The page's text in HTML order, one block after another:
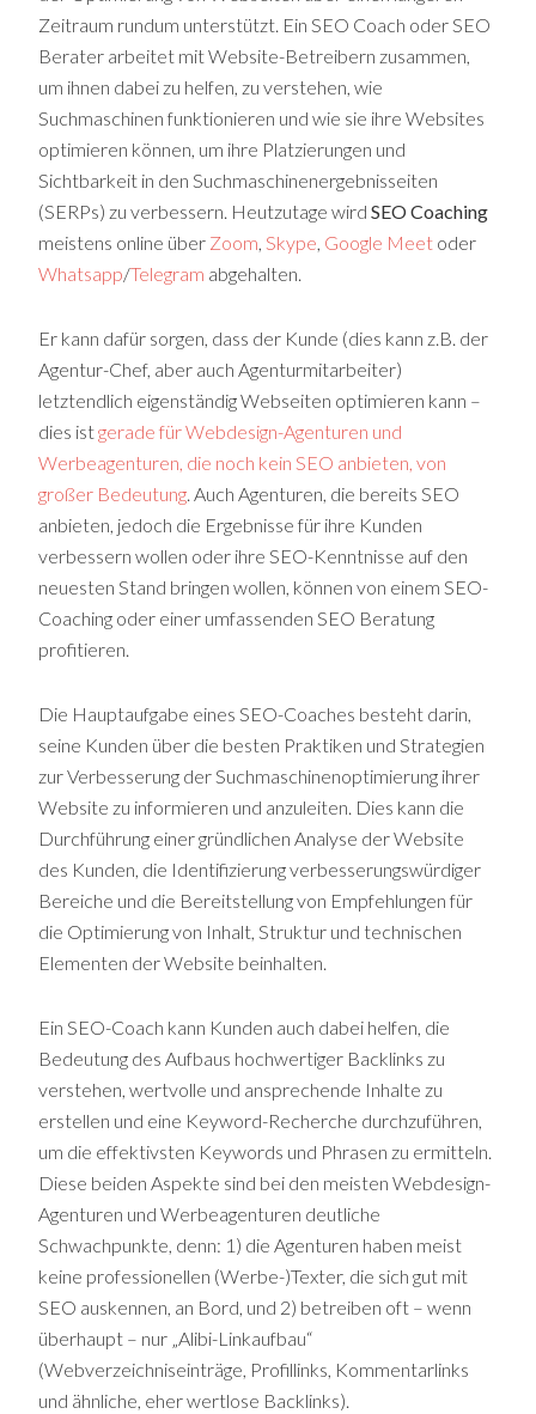
Zeitraum rundum unterstützt. Ein SEO Coach oder SEO
Berater arbeitet mit Website-Betreibern zusammen,
um ihnen dabei zu helfen, zu verstehen, wie
Suchmaschinen funktionieren und wie sie ihre Websites
optimieren können, um ihre Platzierungen und
Sichtbarkeit in den Suchmaschinenergebnisseiten
(SERPs) zu verbessern. Heutzutage wirdSEO Coaching
meistens online über Zoom Skype Google Meet oder
Whatsapp/Telegram abgehalten.
Er kann dafür sorgen, dass der Kunde (dies kann z.B. der
Agentur-Chef, aber auch Agenturmitarbeiter)
letztendlich eigenständig Webseiten optimieren kann –
dies istgerade für Webdesign-Agenturen und
Werbeagenturen, die noch kein SEO anbieten, von
großer Bedeutung . Auch Agenturen, die bereits SEO
anbieten, jedoch die Ergebnisse für ihre Kunden
verbessern wollen oder ihre SEO-Kenntnisse auf den
neuesten Stand bringen wollen, können von einem SEO-
Coaching oder einer umfassenden SEO Beratung
profitieren.
Die Hauptaufgabe eines SEO-Coaches besteht darin,
seine Kunden über die besten Praktiken und Strategien
zur Verbesserung der Suchmaschinenoptimierung ihrer
Website zu informieren und anzuleiten. Dies kann die
Durchführung einer gründlichen Analyse der Website
des Kunden, die Identifizierung verbesserungswürdiger
Bereiche und die Bereitstellung von Empfehlungen für
die Optimierung von Inhalt, Struktur und technischen
Elementen der Website beinhalten.
Ein SEO-Coach kann Kunden auch dabei helfen, die
Bedeutung des Aufbaus hochwertiger Backlinks zu
verstehen, wertvolle und ansprechende Inhalte zu
erstellen und eine Keyword-Recherche durchzuführen,
um die effektivsten Keywords und Phrasen zu ermitteln.
Diese beiden Aspekte sind bei den meisten Webdesign-
Agenturen und Werbeagenturen deutliche
Schwachpunkte, denn: 1) die Agenturen haben meist
keine professionellen (Werbe-)Texter, die sich gut mit
SEO auskennen, an Bord, und 2) betreiben oft – wenn
überhaupt – nur „Alibi-Linkaufbau“
(Webverzeichniseinträge, Profillinks, Kommentarlinks
und ähnliche, eher wertlose Backlinks).